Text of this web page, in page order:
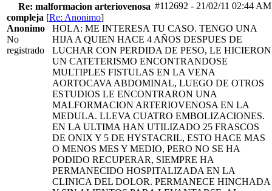
#112692 - 21/02/11 02:44 AM
Re: malformacion arteriovenosa
compleja [Re: Anonimo]
Anonimo
No
registrado
HOLA: ME INTERESA TU CASO. TENGO UNA
HIJA A QUIEN HACE 4 AÑOS DESPUES DE
LUCHAR CON PERDIDA DE PESO, LE HICIERON
UN CATETERISMO ENCONTRANDOSE
MULTIPLES FISTULAS EN LA VENA
AORTOCAVA ABDOMINAL, LUEGO DE OTROS
ESTUDIOS LE ENCONTRARON UNA
MALFORMACION ARTERIOVENOSA EN LA
MEDULA. LLEVA CUATRO EMBOLIZACIONES.
EN LA ULTIMA HAN UTILIZADO 25 FRASCOS
DE ONIX Y 5 DE HYSTACRIL, ESTO HACE MAS
O MENOS MES Y MEDIO, PERO NO SE HA
PODIDO RECUPERAR, SIEMPRE HA
PERMANECIDO HOSPITALIZADA EN LA
CLINICA DEL DOLOR. PERMANECE HINCHADA